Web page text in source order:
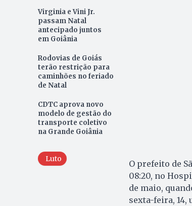
Virginia e Vini Jr.
passam Natal
antecipado juntos
em Goiânia
Rodovias de Goiás
terão restrição para
caminhões no feriado
de Natal
CDTC aprova novo
modelo de gestão do
transporte coletivo
na Grande Goiânia
Luto
O prefeito de
08:20, no
de maio,
sexta-feira,